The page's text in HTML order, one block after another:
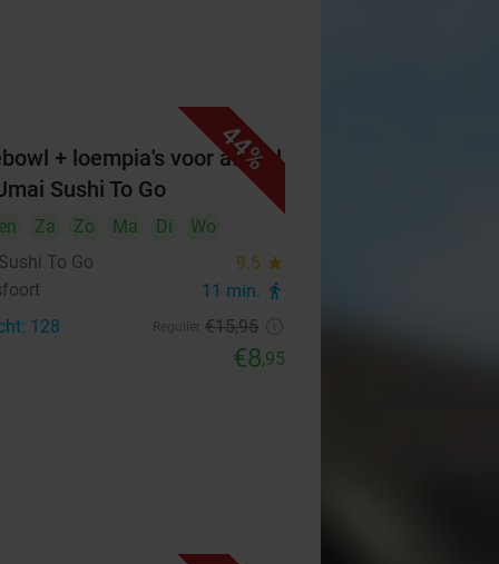
44%
+ loempia's voor afhaal
Sushi To Go
Za Zo Ma Di
Wo
To Go
9.5 star
11 min. directions_walk
128 €15,95
€8,95